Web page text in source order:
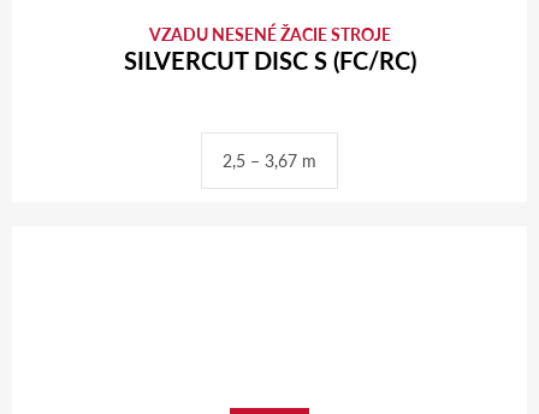
VZADU NESENÉ ŽACIE STROJE
SILVERCUT DISC S (FC/RC)
2,5 – 3,67 m